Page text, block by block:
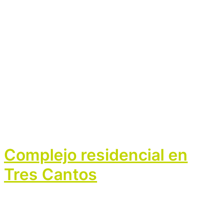
Complejo residencial en
Tres Cantos